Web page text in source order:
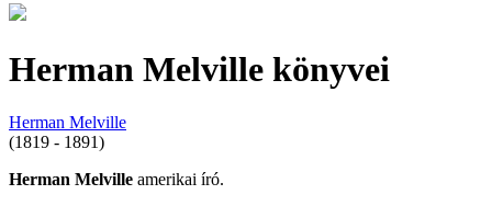
Herman Melville könyvei
Herman Melville
(1819 - 1891)
Herman Melville amerikai író.